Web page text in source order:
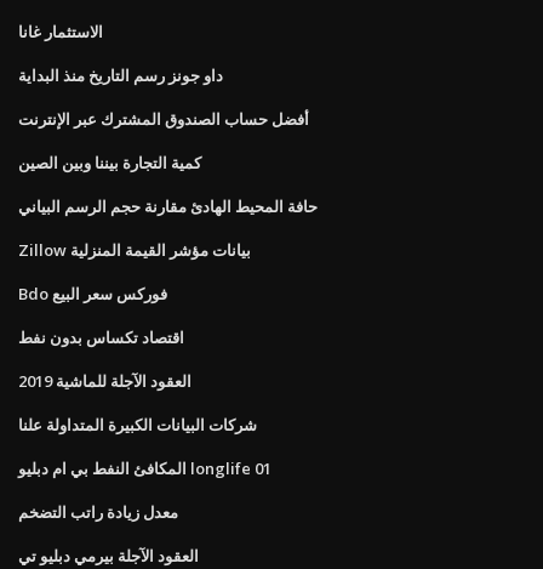
الاستثمار غانا
داو جونز رسم التاريخ منذ البداية
أفضل حساب الصندوق المشترك عبر الإنترنت
كمية التجارة بيننا وبين الصين
حافة المحيط الهادئ مقارنة حجم الرسم البياني
Zillow بيانات مؤشر القيمة المنزلية
Bdo فوركس سعر البيع
اقتصاد تكساس بدون نفط
العقود الآجلة للماشية 2019
شركات البيانات الكبيرة المتداولة علنا
المكافئ النفط بي ام دبليو longlife 01
معدل زيادة راتب التضخم
العقود الآجلة بيرمي دبليو تي